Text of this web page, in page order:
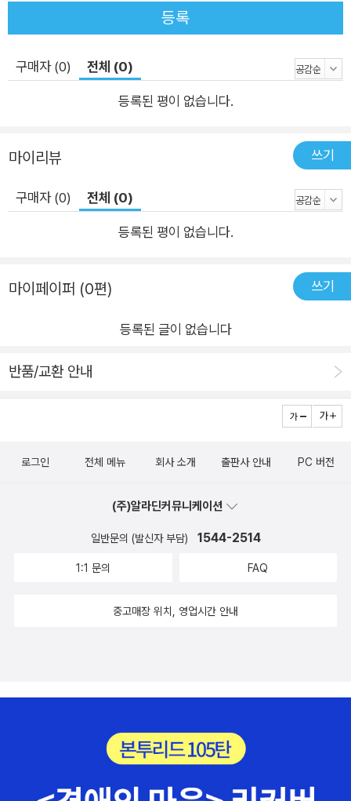
전의 다음 단계다. 2장은 익스프레스 모듈로 만든 세션에 Socke
t.IO 모듈을 적용하는 예제를 보여준다. 3장, '사용자 인증'에서는
제대로 동작하는 로그인 페이지를 만드는 법을 보여 준다. 여기서
패스포트 프레임워크를 사용해 인증 함수를 만든다. 패스포트는
여러 프로바이더들과 연결할 커넥터를 만드는 데 주로 쓰인다. 커
이더들을 대상으로 커넥터를 직접 구현할 필요 없이 각 라이브러
리가 처리한다. 로컬 패스워드를 안전하게 저장하는 방법도 알게
된다. 4장, 'RabbitMQ로 메시지 큐잉하는 법'에서는 메시지 큐
수 사항으로, 애플리케이션을 분해해서 복잡성이나 스코프를 처
한 사용자 각자의 메시지 큐를 만들어서 함수에 연결하는 방법도
기'에서는 레디스에 정보를 저장하고 회수하는 방법을 배운다. 레
문에 꼭 배워야 한다. 관계형 데이터베이스처럼 생각하면 문제가
아니라 레디스가 메시지 큐를 수행하는 방법에 대해 배운다. 6장,
의 프론트엔드 개발을 시작하는 방법을 배운다. 프론트엔드가 없
왜 그 프레임워크를 사용했는지 알게 될 것이다. 7장, 'DOM 이벤
트를 위한 백본과 리액트 사용'에서는 프론트엔드의 중추 역할을
하는 백본을 다룬다. 브라우저에서 자바스크립트를 수행할 때 중
의 리스너를 만드는 방법과 페이지와 상호 작용하는 방법을 배운
어인 자바스크립트는 실수를 많이 해도 실행이 되는데, 이는 장점
임 오류가 발생하는 것은 알아야 한다. 이는 반복되는 빌드 시스
템을 만들어 해결한다. 여러 모듈들을 보고 어떤 모듈은 코드에
적용하지 않을지 배운다. 9장, '배치와 확장성'에서는 로컬호스트
등록
구매자 (0) 전체 (0)
등록된 평이 없습니다.
마이리뷰 쓰기
구매자 (0) 전체 (0)
등록된 평이 없습니다.
마이페이퍼 (0편) 쓰기
등록된 글이 없습니다
반품/교환 안내
로그인 전체 메뉴 회사 소개 출판사 안내 PC 버전
(주)알라딘커뮤니케이션
일반문의 (발신자 부담) 1544-2514
1:1 문의 FAQ
중고매장 위치, 영업시간 안내